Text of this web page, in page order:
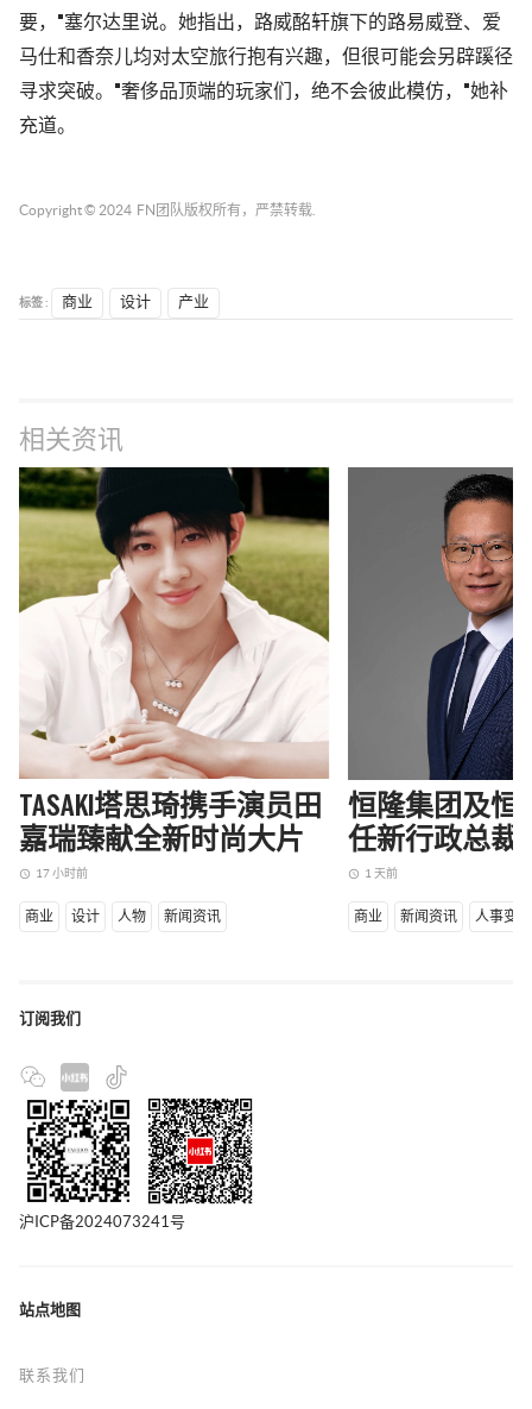
要， "塞尔达里说。她指出，路威酩轩旗下的路易威登、爱
马仕和香奈儿均对太空旅行抱有兴趣，但很可能会另辟蹊径
寻求突破。 "奢侈品顶端的玩家们，绝不会彼此模仿， "她补
充道。
Copyright © 2024 FN团队 版权所有，严禁转载.
标签 : 商业 设计 产业
相关资讯
TASAKI塔思琦携手演员田
嘉瑞臻献全新时尚大片
access_time 17 小时前
商业 设计 人物 新闻资讯
恒隆集团及恒
任新行政总裁
access_time 1 天前
商业 新闻资讯 人事变动
订阅我们
沪ICP备2024073241号
站点地图
联系我们